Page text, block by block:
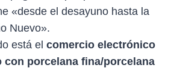
«desde el desayuno hasta la
Nuevo».
está el comercio electrónico
con porcelana fina/porcelana